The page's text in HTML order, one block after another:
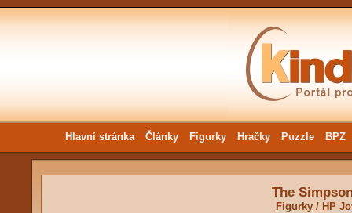
Hlavní stránka Články Figurky Hračky Puzzle BPZ
The
Figurky / HP